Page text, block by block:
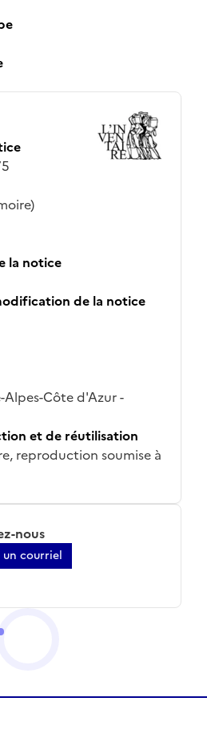
la notice
de la notice
Alpes-Côte d'Azur -
et de réutilisation
reproduction soumise à
nous
un courriel